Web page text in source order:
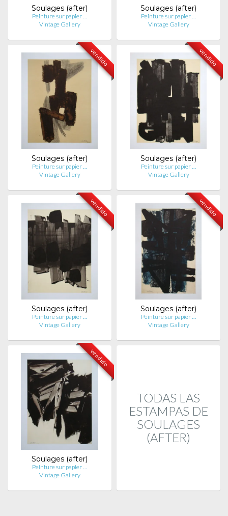
Soulages (after)
Peinture sur papier …
Vintage Gallery
Soulages (after)
Peinture sur papier …
Vintage Gallery
vendido
Soulages (after)
Peinture sur papier …
Vintage Gallery
vendido
Soulages (after)
Peinture sur papier …
Vintage Gallery
vendido
Soulages (after)
Peinture sur papier …
Vintage Gallery
vendido
Soulages (after)
Peinture sur papier …
Vintage Gallery
vendido
Soulages (after)
Peinture sur papier …
Vintage Gallery
TODAS LAS
ESTAMPAS DE
SOULAGES
(AFTER)